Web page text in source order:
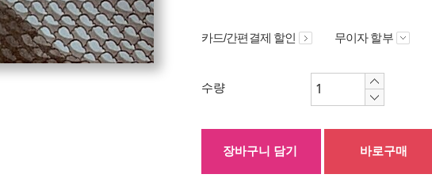
카드/간편결제 할인 무이자 할부
수량
장바구니 담기 바로구매